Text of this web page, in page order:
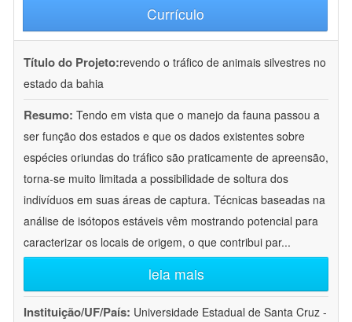
Currículo
Título do Projeto:revendo o tráfico de animais silvestres no
estado da bahia
Resumo: Tendo em vista que o manejo da fauna passou a
ser função dos estados e que os dados existentes sobre
espécies oriundas do tráfico são praticamente de apreensão,
torna-se muito limitada a possibilidade de soltura dos
indivíduos em suas áreas de captura. Técnicas baseadas na
análise de isótopos estáveis vêm mostrando potencial para
caracterizar os locais de origem, o que contribui par...
leia mais
Instituição/UF/País: Universidade Estadual de Santa Cruz -